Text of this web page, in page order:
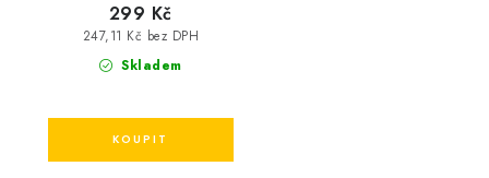
Skladem
247,11 Kč bez DPH
299 Kč